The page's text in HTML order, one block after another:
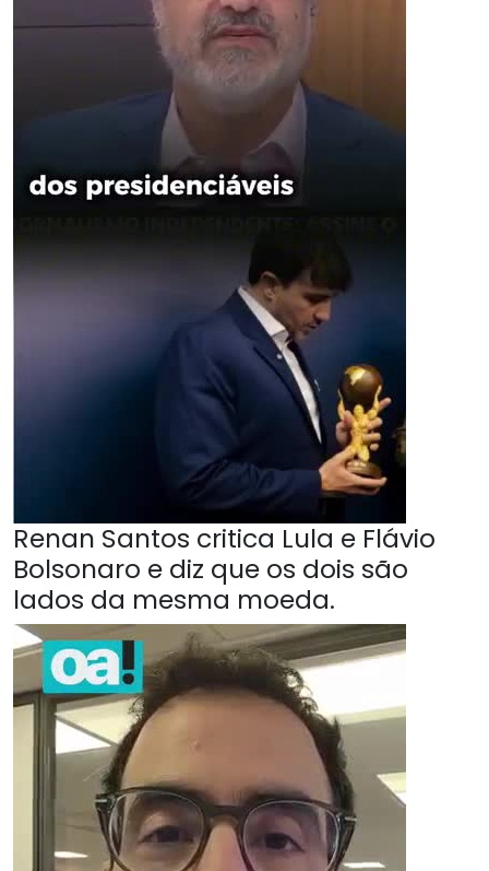
Renan Santos critica Lula e Flávio
Bolsonaro e diz que os dois são
lados da mesma moeda.